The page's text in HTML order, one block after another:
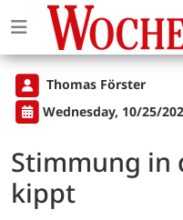
Thomas Förster
Wednesday, 10/25/
Stimmung in
kippt